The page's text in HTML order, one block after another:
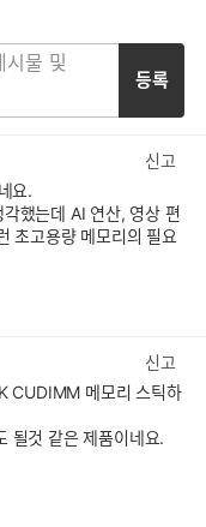
등록
신고
요.
했는데 AI 연산, 영상 편
초고용량 메모리의 필요
신고
CUDIMM 메모리 스틱하
될것 같은 제품이네요.